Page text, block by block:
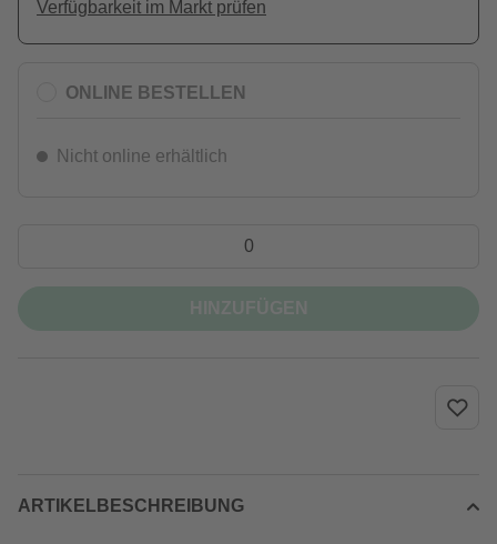
Verfügbarkeit im Markt prüfen
ONLINE BESTELLEN
Nicht online erhältlich
ARTIKELBESCHREIBUNG